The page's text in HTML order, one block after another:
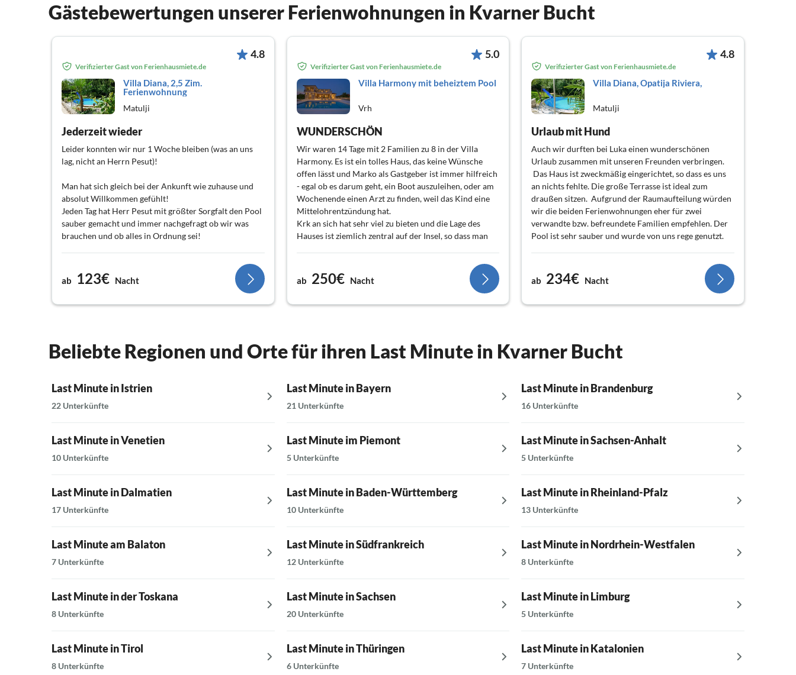
Gästebewertungen unserer Ferienwohnungen in Kvarner Bucht
4.8
Verifizierter Gast von Ferienhausmiete.de
Villa Diana, 2,5 Zim.
Ferienwohnung
Matulji
Jederzeit wieder
Leider konnten wir nur 1 Woche bleiben (was an uns
lag, nicht an Herrn Pesut)!
Man hat sich gleich bei der Ankunft wie zuhause und
absolut Willkommen gefühlt!
Jeden Tag hat Herr Pesut mit größter Sorgfalt den Pool
sauber gemacht und immer nachgefragt ob wir was
brauchen und ob alles in Ordnung sei!
gefühlt, als würden wir schon zur Familie gehören!
werden definitiv wieder kommen ?
ab 123€ Nacht
5.0
Verifizierter Gast von Ferienhausmiete.de
Villa Harmony mit beheiztem Pool
Vrh
WUNDERSCHÖN
Wir waren 14 Tage mit 2 Familien zu 8 in der Villa
Harmony. Es ist ein tolles Haus, das keine Wünsche
offen lässt und Marko als Gastgeber ist immer hilfreich
- egal ob es darum geht, ein Boot auszuleihen, oder am
Wochenende einen Arzt zu finden, weil das Kind eine
Mittelohrentzündung hat.
Krk an sich hat sehr viel zu bieten und die Lage des
Hauses ist ziemlich zentral auf der Insel, so dass man
ab 250€ Nacht
4.8
Verifizierter Gast von Ferienhausmiete.de
Villa Diana, Opatija Riviera,
Matulji
Urlaub mit Hund
Auch wir durften bei Luka einen wunderschönen
Urlaub zusammen mit unseren Freunden verbringen.
Das Haus ist zweckmäßig eingerichtet, so dass es uns
an nichts fehlte. Die große Terrasse ist ideal zum
draußen sitzen. Aufgrund der Raumaufteilung würden
wir die beiden Ferienwohnungen eher für zwei
verwandte bzw. befreundete Familien empfehlen. Der
Pool ist sehr sauber und wurde von uns rege genutzt.
Rat und Tat zur Seite. Highlight war natürlich der
Grillabend, an dem Luka uns mit Fisch und Fleisch
Fischhappen und ging mit ihr spazieren. So einen
Vermieter muss man erst einmal finden!
bei dir und vielleicht sieht man sich einmal wieder.
ab 234€ Nacht
Beliebte Regionen und Orte für ihren Last Minute in Kvarner Bucht
Last Minute in Istrien
22 Unterkünfte
Last Minute in Venetien
10 Unterkünfte
Last Minute in Dalmatien
17 Unterkünfte
Last Minute am Balaton
7 Unterkünfte
Last Minute in der Toskana
8 Unterkünfte
Last Minute in Tirol
8 Unterkünfte
Last Minute in Bayern
21 Unterkünfte
Last Minute im Piemont
5 Unterkünfte
Last Minute in Baden-Württemberg
10 Unterkünfte
Last Minute in Südfrankreich
12 Unterkünfte
Last Minute in Sachsen
20 Unterkünfte
Last Minute in Thüringen
6 Unterkünfte
Last Minute in Brandenburg
16 Unterkünfte
Last Minute in Sachsen-Anhalt
5 Unterkünfte
Last Minute in Rheinland-Pfalz
13 Unterkünfte
Last Minute in Nordrhein-Westfalen
8 Unterkünfte
Last Minute in Limburg
5 Unterkünfte
Last Minute in Katalonien
7 Unterkünfte